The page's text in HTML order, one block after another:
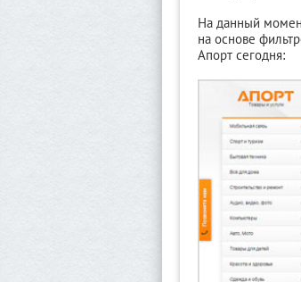
На данный
на основе
Апорт сегодня: